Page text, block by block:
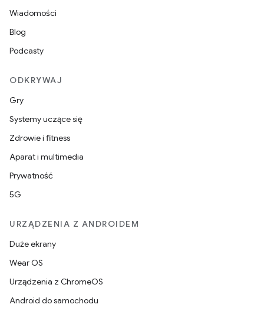
Wiadomości
Blog
Podcasty
ODKRYWAJ
Gry
Systemy uczące się
Zdrowie i fitness
Aparat i multimedia
Prywatność
5G
URZĄDZENIA Z ANDROIDEM
Duże ekrany
Wear OS
Urządzenia z ChromeOS
Android do samochodu